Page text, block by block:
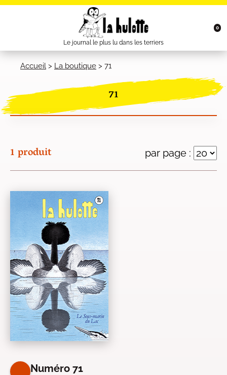
Le journal le plus lu dans les terriers
0
Accueil > La boutique > 71
71
1 produit par page :
Numéro 71